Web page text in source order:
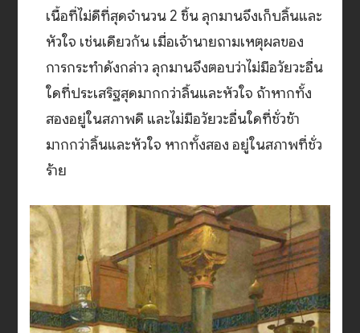
เนื้อที่ไม่ดีที่สุดจำนวน 2 ชิ้น ลุกมานจึงเก็บลิ้นและ
หัวใจ เช่นเดียวกัน เมื่อเจ้านายถามเหตุผลของ
การกระทำดังกล่าว ลุกมานจึงตอบว่าไม่มีอวัยวะอื่น
ใดที่ประเสริฐสุดมากกว่าลิ้นและหัวใจ ถ้าหากทั้ง
สองอยู่ในสภาพดี และไม่มีอวัยวะอื่นใดที่ชั่วช้า
มากกว่าลิ้นและหัวใจ หากทั้งสอง อยู่ในสภาพที่ชั่ว
ร้าย